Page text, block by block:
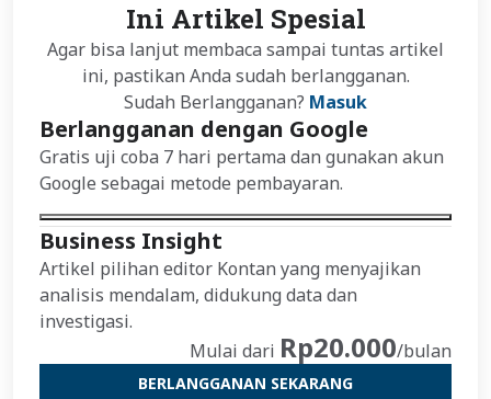
Ini Artikel Spesial
Agar bisa lanjut membaca sampai tuntas artikel
ini, pastikan Anda sudah berlangganan.
Sudah Berlangganan? Masuk
Berlangganan dengan Google
Gratis uji coba 7 hari pertama dan gunakan akun
Google sebagai metode pembayaran.
Business Insight
Artikel pilihan editor Kontan yang menyajikan
analisis mendalam, didukung data dan
investigasi.
Mulai dari Rp20.000/bulan
BERLANGGANAN SEKARANG